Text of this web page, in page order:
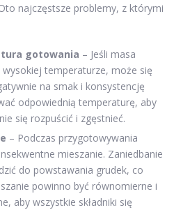
najczęstsze problemy, z którymi
gotowania – Jeśli masa
temperaturze, może się
na smak i konsystencję
odpowiednią temperaturę, aby
się rozpuścić i zgęstnieć.
– Podczas przygotowywania
mieszanie. Zaniedbanie
do powstawania grudek, co
powinno być równomierne i
aby wszystkie składniki się